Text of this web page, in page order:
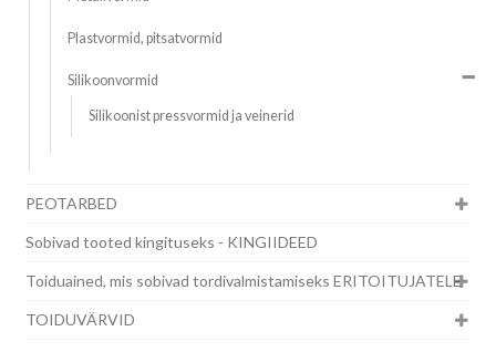
Plastvormid, pitsatvormid
Silikoonvormid
Silikoonist pressvormid ja veinerid
PEOTARBED
Sobivad tooted kingituseks - KINGIIDEED
Toiduained, mis sobivad tordivalmistamiseks ERITOITUJATELE
TOIDUVÄRVID